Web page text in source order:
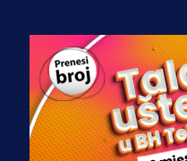
Premijer liga BiH
Misimović
za pranje
prostorije